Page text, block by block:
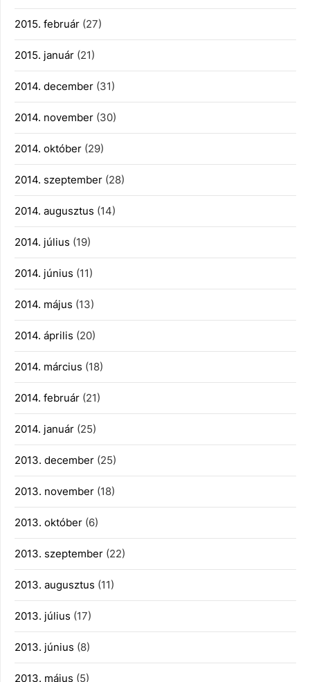
2015. február (27)
2015. január (21)
2014. december (31)
2014. november (30)
2014. október (29)
2014. szeptember (28)
2014. augusztus (14)
2014. július (19)
2014. június (11)
2014. május (13)
2014. április (20)
2014. március (18)
2014. február (21)
2014. január (25)
2013. december (25)
2013. november (18)
2013. október (6)
2013. szeptember (22)
2013. augusztus (11)
2013. július (17)
2013. június (8)
2013. május (5)